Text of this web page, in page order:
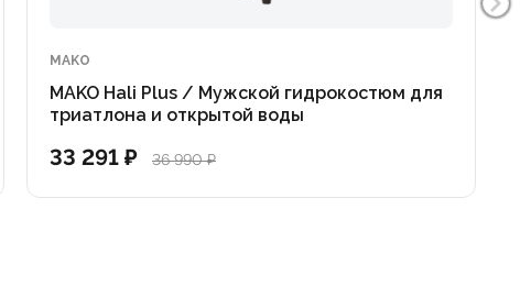
MAKO
MAKO Hali Plus / Мужской гидрокостюм для
триатлона и открытой воды
33 291 ₽ 36 990 ₽